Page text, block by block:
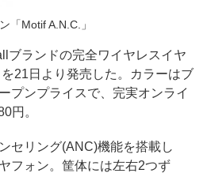
「Motif A.N.C.」
ブランドの完全ワイヤレスイヤ
21日より発売した。カラーはブ
プンプライスで、完実オンライ
円。
セリング(ANC)機能を搭載し
フォン。筐体には左右2つず